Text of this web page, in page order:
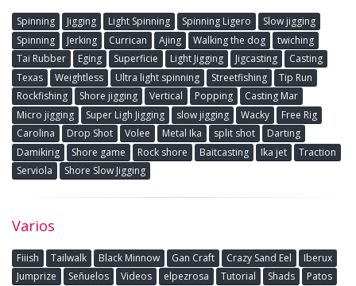
Spinning Jigging Light Spinning Spinning Ligero
Slow jigging
Spinning
Jerking Currican Ajing Walking the dog
twiching
Tai Rubber
Eging Superficie Light Jigging Jigcasting
Casting
Texas
Weightless Ultra light spinning Streetfishing
Tip Run
Rockfishing
Shore jigging Vertical Popping
Casting Mar
Micro jigging
Super Ligh Jigging slow jigging Wacky
Free Rig
Carolina
Drop Shot Volee Metal Ika split shot
Darting
Damikirig
Shore game Rock shore Baitcasting Ika jet
Traction
Serviola
Shore Slow Jigging
Varios
Fiiish Tailwalk Black Minnow Gan Craft Crazy Sand Eel
Iberux
Jumprize
Señuelos Videos elpezrosa Tutorial Shads
Patos